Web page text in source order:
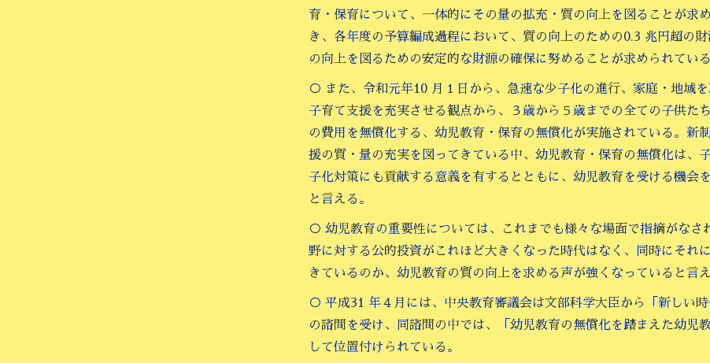
育・保育について、一体的にその量の拡充・質の向上を図ることが求
き、各年度の予算編成過程において、質の向上のための0.3 兆円超の
の向上を図るための安定的な財源の確保に努めることが求められてい
○ また、令和元年10 月１日から、急速な少子化の進行、家庭・地域
子育て支援を充実させる観点から、３歳から５歳までの全ての子供た
の費用を無償化する、幼児教育・保育の無償化が実施されている。新
援の質・量の充実を図ってきている中、幼児教育・保育の無償化は、
子化対策にも貢献する意義を有するとともに、幼児教育を受ける機会
と言える。
○ 幼児教育の重要性については、これまでも様々な場面で指摘がなさ
野に対する公的投資がこれほど大きくなった時代はなく、同時にそれ
きているのか、幼児教育の質の向上を求める声が強くなっていると言え
○ 平成31 年４月には、中央教育審議会は文部科学大臣から「新しい時
の諮問を受け、同諮問の中では、「幼児教育の無償化を踏まえた幼児
して位置付けられている。